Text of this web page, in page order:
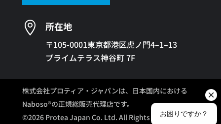
 所在地
〒105-0001東京都港区虎ノ門4–1–13
プライムテラス神谷町 7F
株式会社プロティア・ジャパンは、日本国内における
Naboso®の正規総販売代理店です。
©2026 Protea Japan Co. Ltd. All Rights Reserved.